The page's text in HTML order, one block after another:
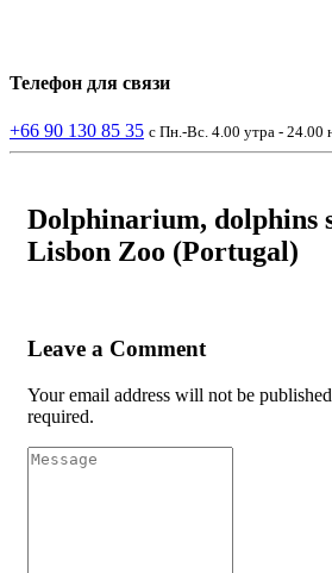
Телефон для связи
+66 90 130 85 35 с Пн.-Вс. 4.00 утра - 24.00
Dolphinarium, dolphins
Lisbon Zoo (Portugal)
Leave a Comment
Your email address will not be
required.